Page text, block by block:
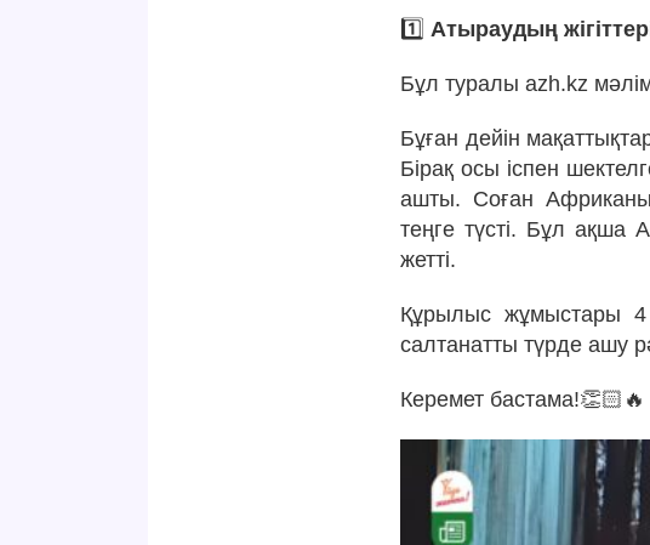
1️⃣Атыраудың
Бұл туралы azh.kz
Бұған дейін
Бірақ осы іспен
ашты. Соған
теңге түсті. Бұл ақша
жетті.
Құрылыс жұмыстары
салтанатты түрде ашу
Керемет бастама!👏🏻🔥